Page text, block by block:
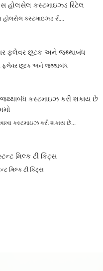
કસ્ટમાઇઝ્ડ રી...
ફ્લેવર છૂટક અને જથ્થાબંધ
કસ્ટમાઇઝ કરી શકાય છે...
મિલ્ક ટી કિટ્સ